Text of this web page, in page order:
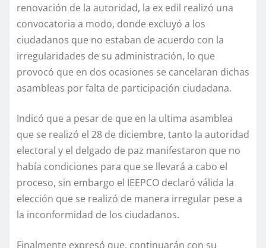
renovación de la autoridad, la ex edil realizó una
convocatoria a modo, donde excluyó a los
ciudadanos que no estaban de acuerdo con la
irregularidades de su administración, lo que
provocó que en dos ocasiones se cancelaran dichas
asambleas por falta de participación ciudadana.
Indicó que a pesar de que en la ultima asamblea
que se realizó el 28 de diciembre, tanto la autoridad
electoral y el delgado de paz manifestaron que no
había condiciones para que se llevará a cabo el
proceso, sin embargo el IEEPCO declaró válida la
elección que se realizó de manera irregular pese a
la inconformidad de los ciudadanos.
Finalmente expresó que, continuarán con su